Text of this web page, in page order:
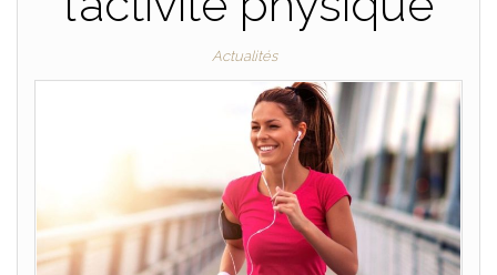
Actualités